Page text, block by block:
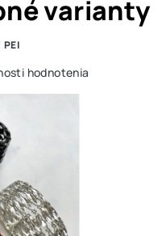
varianty
PEI
hodnotenia